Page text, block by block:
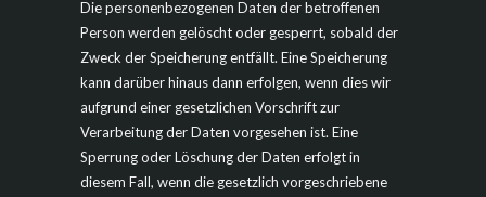
Die personenbezogenen Daten der betroffenen
Person werden gelöscht oder gesperrt, sobald der
Zweck der Speicherung entfällt. Eine Speicherung
kann darüber hinaus dann erfolgen, wenn dies wir
aufgrund einer gesetzlichen Vorschrift zur
Verarbeitung der Daten vorgesehen ist. Eine
Sperrung oder Löschung der Daten erfolgt in
diesem Fall, wenn die gesetzlich vorgeschriebene